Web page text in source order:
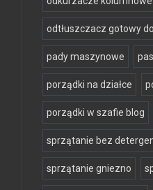
odtłuszczacz gotowy
pady maszynowe
porządki na działce
porządki w szafie blog
sprzątanie bez
sprzątanie gniezno